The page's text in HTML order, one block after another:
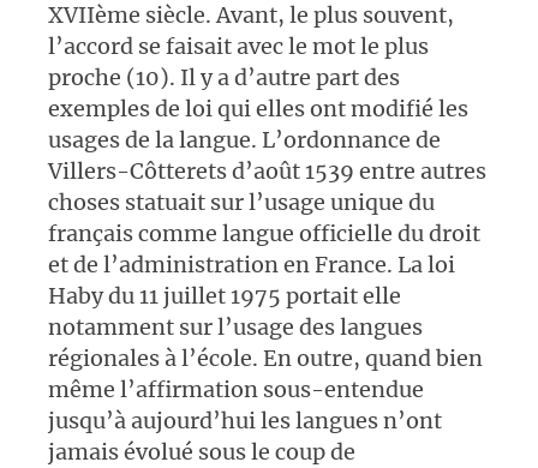
XVIIème siècle. Avant, le plus souvent,
l’accord se faisait avec le mot le plus
proche (10). Il y a d’autre part des
exemples de loi qui elles ont modifié les
usages de la langue. L’ordonnance de
Villers-Côtterets d’août 1539 entre autres
choses statuait sur l’usage unique du
français comme langue officielle du droit
et de l’administration en France. La loi
Haby du 11 juillet 1975 portait elle
notamment sur l’usage des langues
régionales à l’école. En outre, quand bien
même l’affirmation sous-entendue
jusqu’à aujourd’hui les langues n’ont
jamais évolué sous le coup de